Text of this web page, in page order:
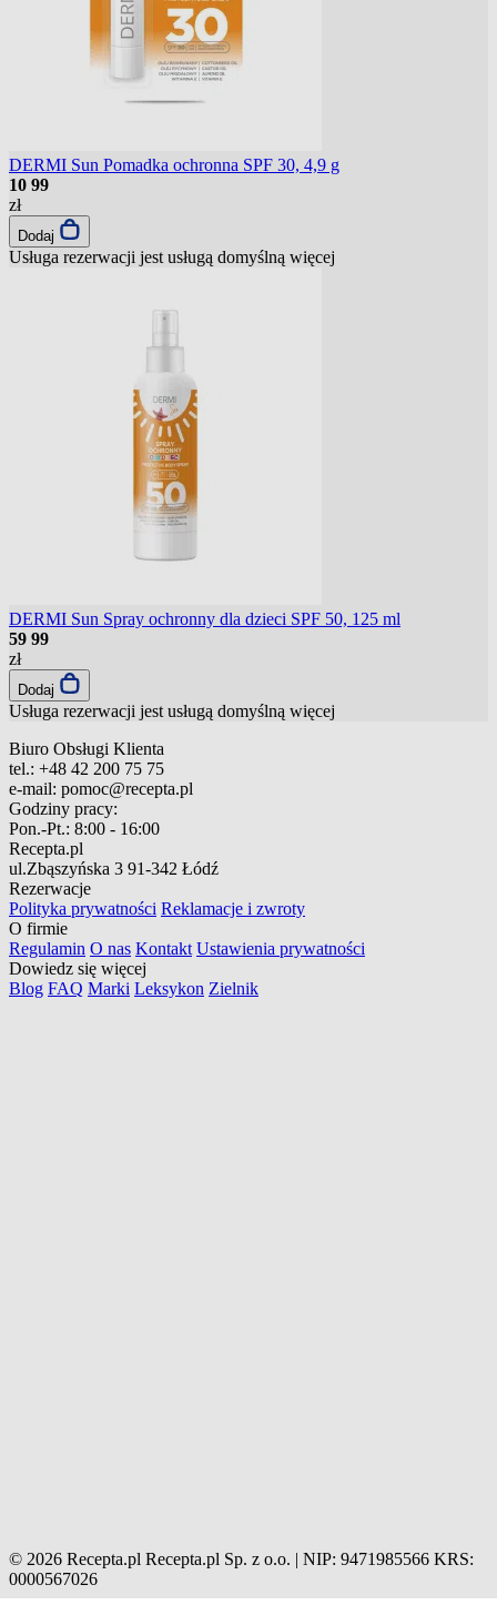
DERMI Sun Pomadka ochronna SPF 30, 4,9 g
10 99
zł
Dodaj
Usługa rezerwacji jest usługą domyślną więcej
DERMI Sun Spray ochronny dla dzieci SPF 50, 125 ml
59 99
zł
Dodaj
Usługa rezerwacji jest usługą domyślną więcej
Biuro Obsługi Klienta
tel.: +48 42 200 75 75
e-mail: pomoc@recepta.pl
Godziny pracy:
Pon.-Pt.: 8:00 - 16:00
Recepta.pl
ul.Zbąszyńska 3 91-342 Łódź
Rezerwacje
Polityka prywatności Reklamacje i zwroty
O firmie
Regulamin O nas Kontakt Ustawienia prywatności
Dowiedz się więcej
Blog FAQ Marki Leksykon Zielnik
© 2026 Recepta.pl Recepta.pl Sp. z o.o. | NIP: 9471985566 KRS:
0000567026